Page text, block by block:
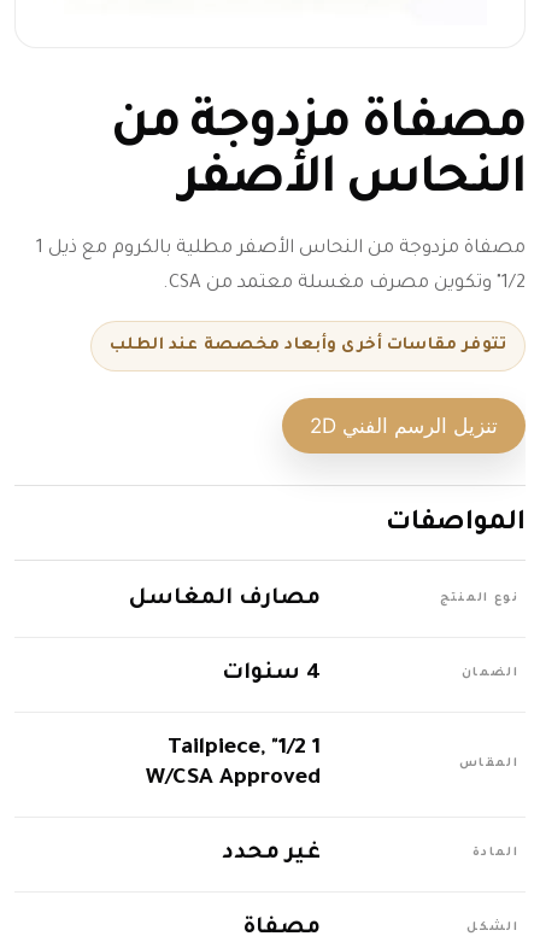
مصفاة مزدوجة من
النحاس الأصفر
مصفاة مزدوجة من النحاس الأصفر مطلية بالكروم مع ذيل 1
1/2" وتكوين مصرف مغسلة معتمد من CSA.
تتوفر مقاسات أخرى وأبعاد مخصصة عند الطلب
تنزيل الرسم الفني 2D
المواصفات
نوع المنتج مصارف المغاسل
الضمان 4 سنوات
المقاس
1 1/2" Tailpiece,
W/CSA Approved
المادة غير محدد
الشكل مصفاة